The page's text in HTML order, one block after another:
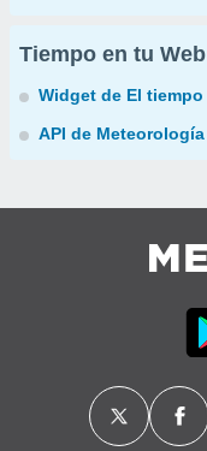
Tiempo en tu Web
Widget de El tiempo
API de Meteorología